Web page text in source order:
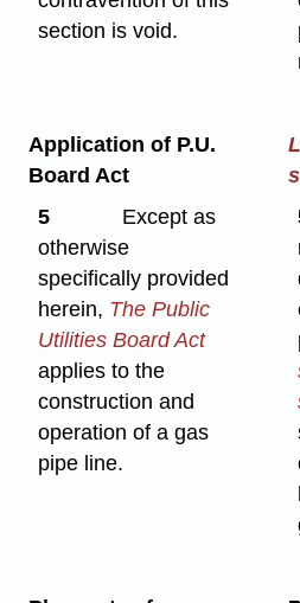
section is void.
Application of P.U.
Board Act
5
Except as
otherwise
specifically provided
herein, The Public
Utilities Board Act
applies to the
construction and
operation of a gas
pipe line.